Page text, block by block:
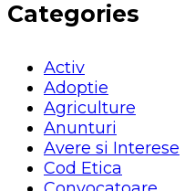
Categories
Activ
Adoptie
Agriculture
Anunturi
Avere si Interese
Cod Etica